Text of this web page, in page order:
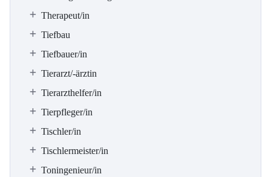
Therapeut/in
Tiefbau
Tiefbauer/in
Tierarzt/-ärztin
Tierarzthelfer/in
Tierpfleger/in
Tischler/in
Tischlermeister/in
Toningenieur/in